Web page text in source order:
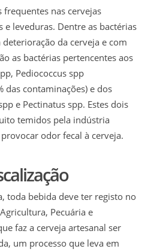
nas cervejas
e leveduras. Dentre as bactérias
da cerveja e com
as bactérias pertencentes aos
Pediococcus spp
das contaminações) e dos
e Pectinatus spp. Estes dois
temidos pela indústria
odor fecal à cerveja.
toda bebida deve ter registo no
Pecuária e
faz a cerveja artesanal ser
um processo que leva em